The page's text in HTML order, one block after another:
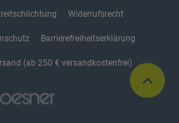
Widerrufsrecht
Barrierefreiheitserklärung
(ab 250 € versandkostenfrei)